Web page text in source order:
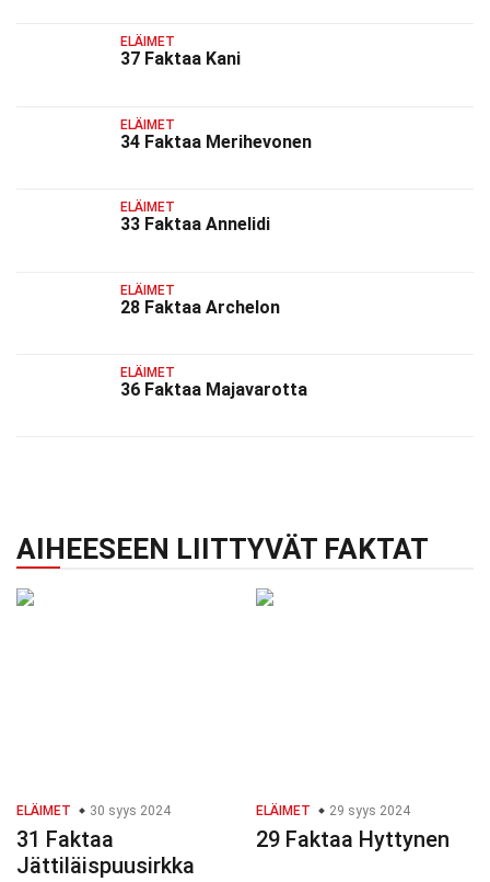
ELÄIMET
37 Faktaa Kani
ELÄIMET
34 Faktaa Merihevonen
ELÄIMET
33 Faktaa Annelidi
ELÄIMET
28 Faktaa Archelon
ELÄIMET
36 Faktaa Majavarotta
AIHEESEEN LIITTYVÄT FAKTAT
ELÄIMET 30 syys 2024
31 Faktaa
Jättiläispuusirkka
ELÄIMET 29 syys 2024
29 Faktaa Hyttynen